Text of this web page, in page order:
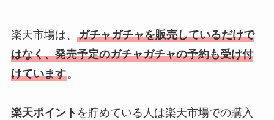
楽天市場は、 ガチャガチャを販売しているだけで
はなく、発売予定のガチャガチャの予約も受け付
けています。
楽天ポイント を貯めている人は楽天市場での購入